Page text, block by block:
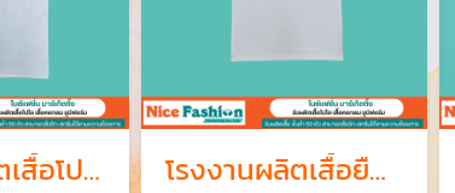
โรงงานผลิตเสื้อโปโล เสื้อยูนิฟอร์ม มีขั้นต่ำ 50 ตัว บางบอน โรงงานผลิตเสื้อยืด เสื้อสกรีน ราคาส่ง พระราม2